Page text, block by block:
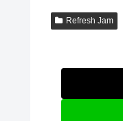
Refresh Jam